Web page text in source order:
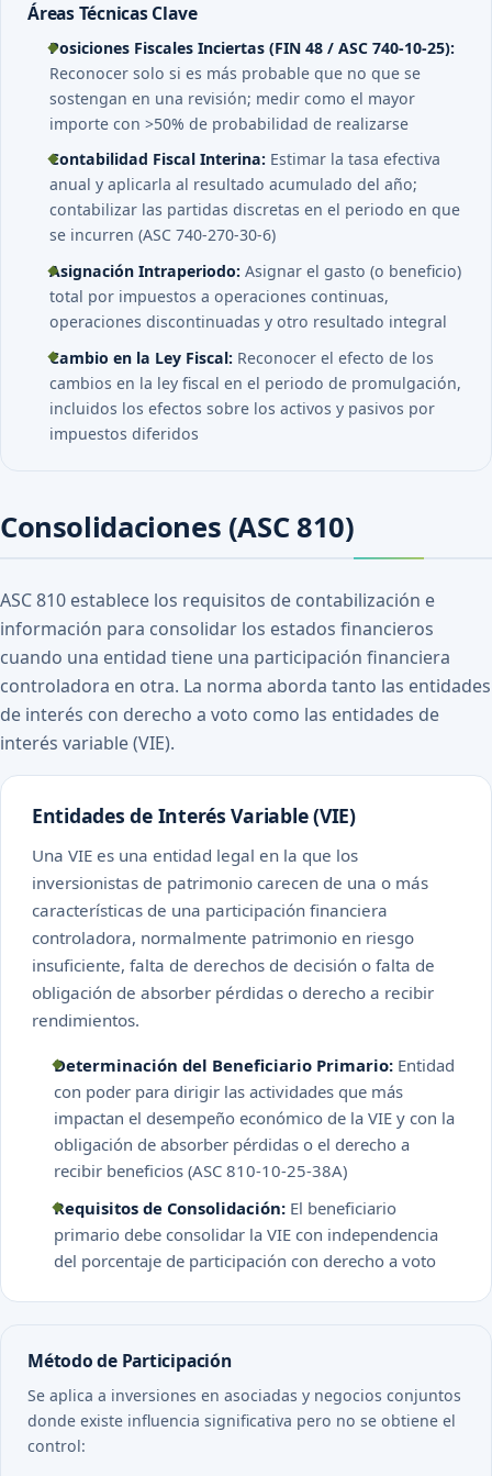
Áreas Técnicas Clave
Posiciones Fiscales Inciertas (FIN 48 / ASC 740-10-25):
Reconocer solo si es más probable que no que se
sostengan en una revisión; medir como el mayor
importe con >50% de probabilidad de realizarse
Contabilidad Fiscal Interina: Estimar la tasa efectiva
anual y aplicarla al resultado acumulado del año;
contabilizar las partidas discretas en el periodo en que
se incurren (ASC 740-270-30-6)
Asignación Intraperiodo: Asignar el gasto (o beneficio)
total por impuestos a operaciones continuas,
operaciones discontinuadas y otro resultado integral
Cambio en la Ley Fiscal: Reconocer el efecto de los
cambios en la ley fiscal en el periodo de promulgación,
incluidos los efectos sobre los activos y pasivos por
impuestos diferidos
Consolidaciones (ASC 810)
ASC 810 establece los requisitos de contabilización e
información para consolidar los estados financieros
cuando una entidad tiene una participación financiera
controladora en otra. La norma aborda tanto las entidades
de interés con derecho a voto como las entidades de
interés variable (VIE).
Entidades de Interés Variable (VIE)
Una VIE es una entidad legal en la que los
inversionistas de patrimonio carecen de una o más
características de una participación financiera
controladora, normalmente patrimonio en riesgo
insuficiente, falta de derechos de decisión o falta de
obligación de absorber pérdidas o derecho a recibir
rendimientos.
Determinación del Beneficiario Primario: Entidad
con poder para dirigir las actividades que más
impactan el desempeño económico de la VIE y con la
obligación de absorber pérdidas o el derecho a
recibir beneficios (ASC 810-10-25-38A)
Requisitos de Consolidación: El beneficiario
primario debe consolidar la VIE con independencia
del porcentaje de participación con derecho a voto
Método de Participación
Se aplica a inversiones en asociadas y negocios conjuntos
donde existe influencia significativa pero no se obtiene el
control: